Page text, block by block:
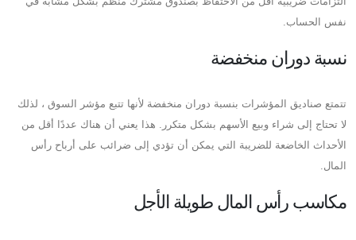
نفس الحساب.
نسبة دوران منخفضة
تتمتع صناديق المؤشرات بنسبة دوران منخفضة لأنها تتبع مؤشر السوق ، لذلك
لا تحتاج إلى شراء وبيع الأسهم بشكل متكرر. هذا يعني أن هناك عددًا أقل من
الأحداث الخاضعة للضريبة التي يمكن أن تؤدي إلى ضرائب على أرباح رأس
المال.
مكاسب رأس المال طويلة الأجل